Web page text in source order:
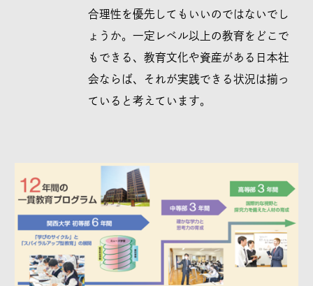
合理性を優先してもいいのではないでし
ょうか。一定レベル以上の教育をどこで
もできる、教育文化や資産がある日本社
会ならば、それが実践できる状況は揃っ
ていると考えています。